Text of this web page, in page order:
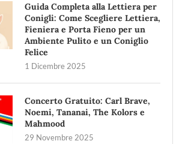
Guida Completa alla Lettiera per
Conigli: Come Scegliere Lettiera,
Fieniera e Porta Fieno per un
Ambiente Pulito e un Coniglio
Felice
1 Dicembre 2025
Concerto Gratuito: Carl Brave,
Noemi, Tananai, The Kolors e
Mahmood
29 Novembre 2025